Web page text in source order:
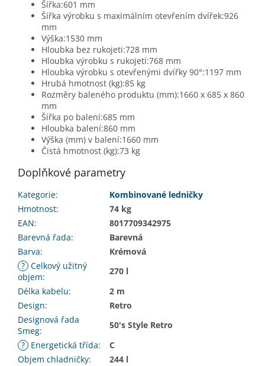
Šířka:601 mm
Šířka výrobku s maximálním otevřením dvířek:926
mm
Výška:1530 mm
Hloubka bez rukojeti:728 mm
Hloubka výrobku s rukojetí:768 mm
Hloubka výrobku s otevřenými dvířky 90°:1197 mm
Hrubá hmotnost (kg):85 kg
Rozměry baleného produktu (mm):1660 x 685 x 860
mm
Šířka po balení:685 mm
Hloubka balení:860 mm
Výška (mm) v balení:1660 mm
Čistá hmotnost (kg):73 kg
Doplňkové parametry
Kategorie:
Kombinované ledničky
Hmotnost:
74 kg
EAN:
8017709342975
Barevná řada:
Barevná
Barva:
Krémová
? Celkový užitný
objem:
270 l
Délka kabelu:
2 m
Design:
Retro
Designová řada
Smeg:
50's Style Retro
? Energetická třída:
C
Objem chladničky:
244 l